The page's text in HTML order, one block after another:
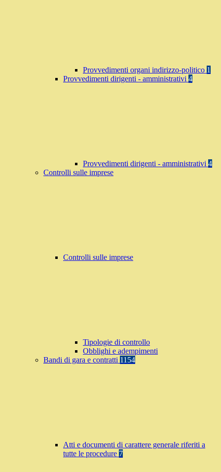
Provvedimenti organi indirizzo-politico 1
Provvedimenti dirigenti - amministrativi 4
Provvedimenti dirigenti - amministrativi 4
Controlli sulle imprese
Controlli sulle imprese
Tipologie di controllo
Obblighi e adempimenti
Bandi di gara e contratti 1154
Atti e documenti di carattere generale riferiti a
tutte le procedure 7